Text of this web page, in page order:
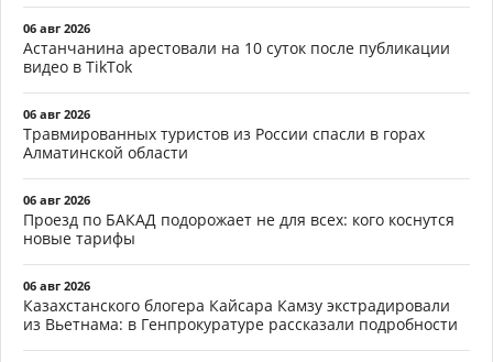
06 авг 2026
Астанчанина арестовали на 10 суток после публикации
видео в TikTok
06 авг 2026
Травмированных туристов из России спасли в горах
Алматинской области
06 авг 2026
Проезд по БАКАД подорожает не для всех: кого коснутся
новые тарифы
06 авг 2026
Казахстанского блогера Кайсара Камзу экстрадировали
из Вьетнама: в Генпрокуратуре рассказали подробности